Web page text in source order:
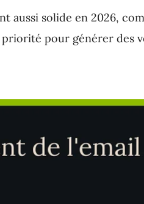
aussi solide en 2026,
pour générer des